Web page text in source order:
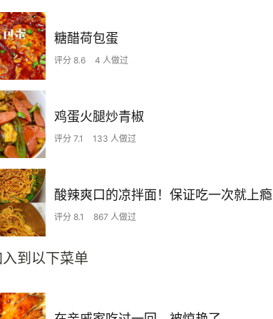
糖醋荷包蛋
评分 8.6 4 人做过
鸡蛋火腿炒青椒
评分 7.1 133 人做过
酸辣爽口的凉拌面！保证吃一次就上瘾
评分 8.1 867 人做过
到以下菜单